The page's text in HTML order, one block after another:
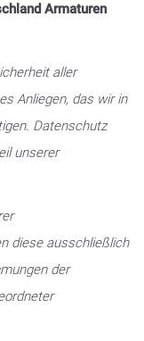
Armaturen
aller
Anliegen, das wir in
Datenschutz
unserer
diese ausschließlich
der